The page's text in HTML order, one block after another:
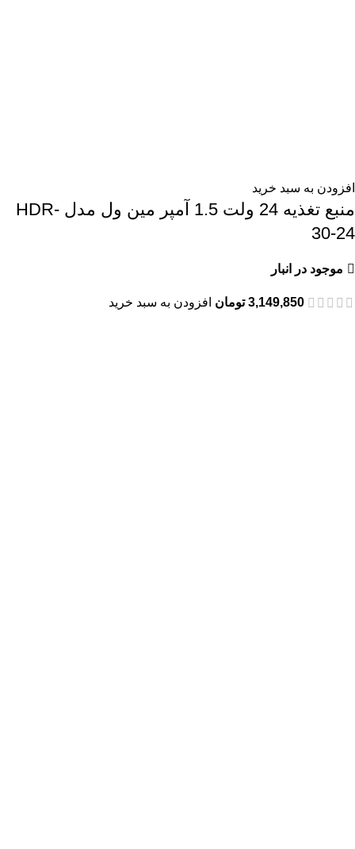
افزودن به سبد خرید
منبع تغذیه 24 ولت 1.5 آمپر مین ول مدل HDR-
30-24
موجود در انبار
3,149,850 تومان افزودن به سبد خرید